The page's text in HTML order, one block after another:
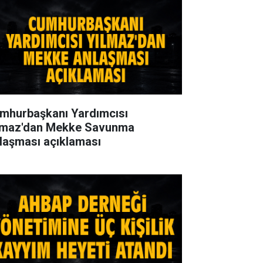
Yardımcısı
Mekke Savunma
açıklaması